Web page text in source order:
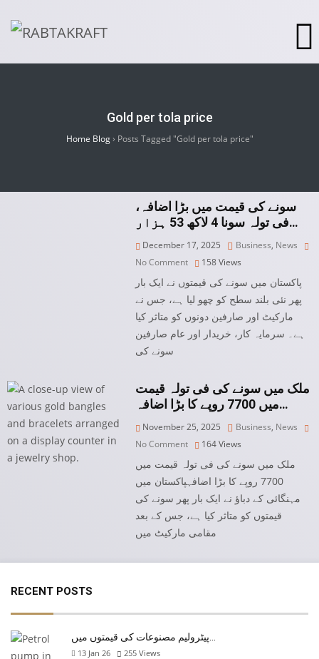
Gold per tola price
Home Blog› Posts Tagged "Gold per tola price"
سونے کی قیمت میں بڑا اضافہ،
فی تولہ سونا 4 لاکھ 53 ہزار…
December 17, 2025 Business, News
No Comment
158Views
پاکستان میں سونے کی قیمتوں نے ایک بار
پھر نئی بلند سطح کو چھو لیا ہے، جس نے
مارکیٹ اور صارفین دونوں کو متاثر کیا
ہے۔ سرمایہ کار، خریدار اور عام صارفین
سونے کی
ملک میں سونے کی فی تولہ قیمت
میں 7700 روپے کا بڑا اضافہ…
November 25, 2025 Business, News
No Comment
164Views
ملک میں سونے کی فی تولہ قیمت میں
7700 روپے کا بڑا اضافہپاکستان میں
مہنگائی کے دباؤ نے ایک بار پھر سونے کی
قیمتوں کو متاثر کیا ہے، جس کے بعد
مقامی مارکیٹ میں
RECENT POSTS
13 Jan 26 255 Views